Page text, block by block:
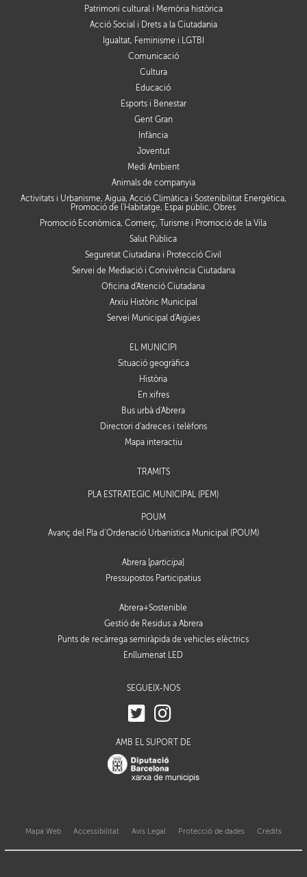
Patrimoni cultural i Memòria històrica
Acció Social i Drets a la Ciutadania
Igualtat, Feminisme i LGTBI
Comunicació
Cultura
Educació
Esports i Benestar
Gent Gran
Infància
Joventut
Medi Ambient
Animals de companyia
Activitats i Urbanisme, Aigua, Acció Climàtica i Sostenibilitat Energètica,
Promoció de l'Habitatge, Espai públic, Obres
Promoció Econòmica, Comerç, Turisme i Promoció de la Vila
Salut Pública
Seguretat Ciutadana i Protecció Civil
Servei de Mediació i Convivència Ciutadana
Oficina d'Atenció Ciutadana
Arxiu Històric Municipal
Servei Municipal d'Aigües
EL MUNICIPI
Situació geogràfica
Història
En xifres
Bus urbà d'Abrera
Directori d'adreces i telèfons
Mapa interactiu
TRÀMITS
PLA ESTRATÈGIC MUNICIPAL (PEM)
POUM
Avanç del Pla d’Ordenació Urbanística Municipal (POUM)
Abrera [participa
Pressupostos Participatius
Abrera+Sostenible
Gestió de Residus a Abrera
Punts de recàrrega semiràpida de vehicles elèctrics
Enllumenat LED
SEGUEIX-NOS
AMB EL SUPORT DE
Mapa Web Accessibilitat Avis Legal Protecció de dades Crèdits